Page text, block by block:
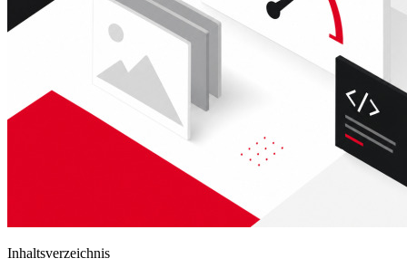
Inhaltsverzeichnis